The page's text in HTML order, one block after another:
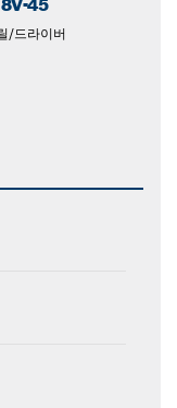
45
/드라이버